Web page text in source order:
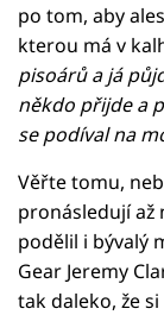
po tom, aby
kterou má v
pisoárů a já
někdo přijde a
se podíval na
Věřte tomu,
pronásledují až
podělil i bývalý
Gear Jeremy
tak daleko, že